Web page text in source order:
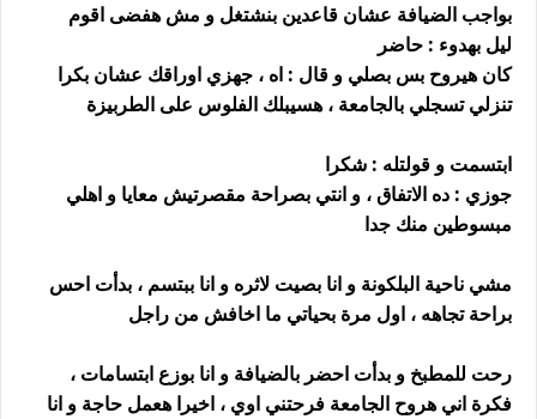
بواجب الضيافة عشان قاعدين بنشتغل و مش هفضى اقوم
ليل بهدوء : حاضر
كان هيروح بس بصلي و قال : اه ، جهزي اوراقك عشان بكرا
تنزلي تسجلي بالجامعة ، هسيبلك الفلوس على الطربيزة
ابتسمت و قولتله : شكرا
جوزي : ده الاتفاق ، و انتي بصراحة مقصرتيش معايا و اهلي
مبسوطين منك جدا
مشي ناحية البلكونة و انا بصيت لاثره و انا ببتسم ، بدأت احس
براحة تجاهه ، اول مرة بحياتي ما اخافش من راجل
رحت للمطبخ و بدأت احضر بالضيافة و انا بوزع ابتسامات ،
فكرة اني هروح الجامعة فرحتني اوي ، اخيرا هعمل حاجة و انا